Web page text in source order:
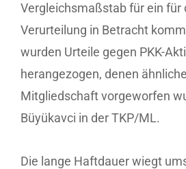
Vergleichsmaßstab für ein für
Verurteilung in Betracht
wurden Urteile gegen PKK-
herangezogen, denen
Mitgliedschaft vorgeworfen
Büyükavci in der TKP/ML.
Die lange Haftdauer wiegt